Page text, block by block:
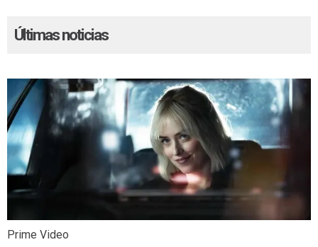
Últimas noticias
Prime Video